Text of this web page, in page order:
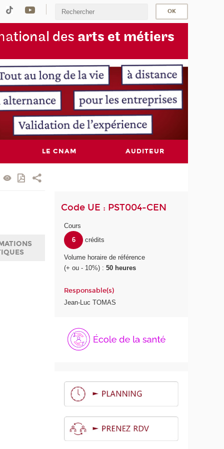
tional des arts et métiers
LE CNAM AUDITEUR
Code UE : PST004-CEN
Cours
6
crédits
Volume horaire de référence
(+ ou - 10%) :50 heures
Responsable(s)
Jean-Luc TOMAS